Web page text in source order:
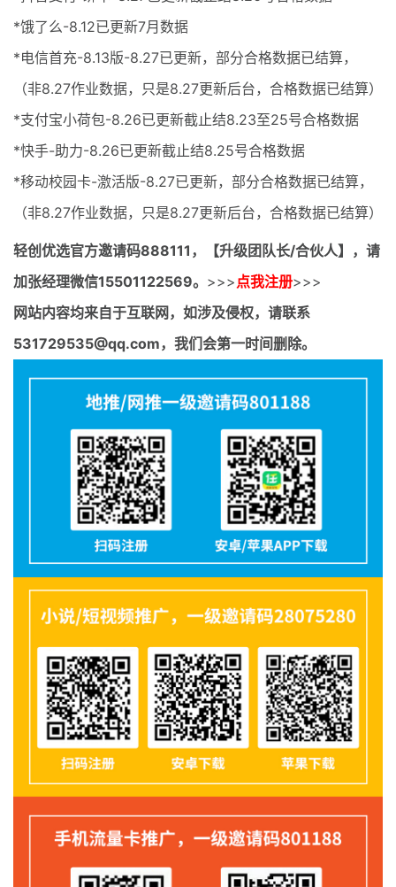
*饿了么-8.12已更新7月数据
*电信首充-8.13版-8.27已更新，部分合格数据已结算，
（非8.27作业数据，只是8.27更新后台，合格数据已结算）
*支付宝小荷包-8.26已更新截止结8.23至25号合格数据
*快手-助力-8.26已更新截止结8.25号合格数据
*移动校园卡-激活版-8.27已更新，部分合格数据已结算，
（非8.27作业数据，只是8.27更新后台，合格数据已结算）
轻创优选官方邀请码888111，【升级团队长/合伙人】，请
加张经理微信15501122569。 >>> 点我注册>>>
网站内容均来自于互联网，如涉及侵权，请联系
531729535@qq.com，我们会第一时间删除。